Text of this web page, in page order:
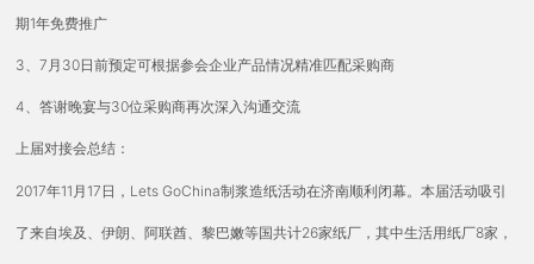
期1年免费推广
3、7月30日前预定可根据参会企业产品情况精准匹配采购商
4、 答谢晚宴与30位采购商再次深入沟通交流
上届对接会总结：
2017年11月17日，Lets GoChina制浆造纸活动在济南顺利闭幕。本届活动吸引
了来自埃及、伊朗、阿联酋、黎巴嫩等国共计26家纸厂，其中生活用纸厂8家，